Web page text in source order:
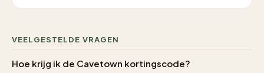
VEELGESTELDE VRAGEN
Hoe krijg ik de Cavetown kortingscode?